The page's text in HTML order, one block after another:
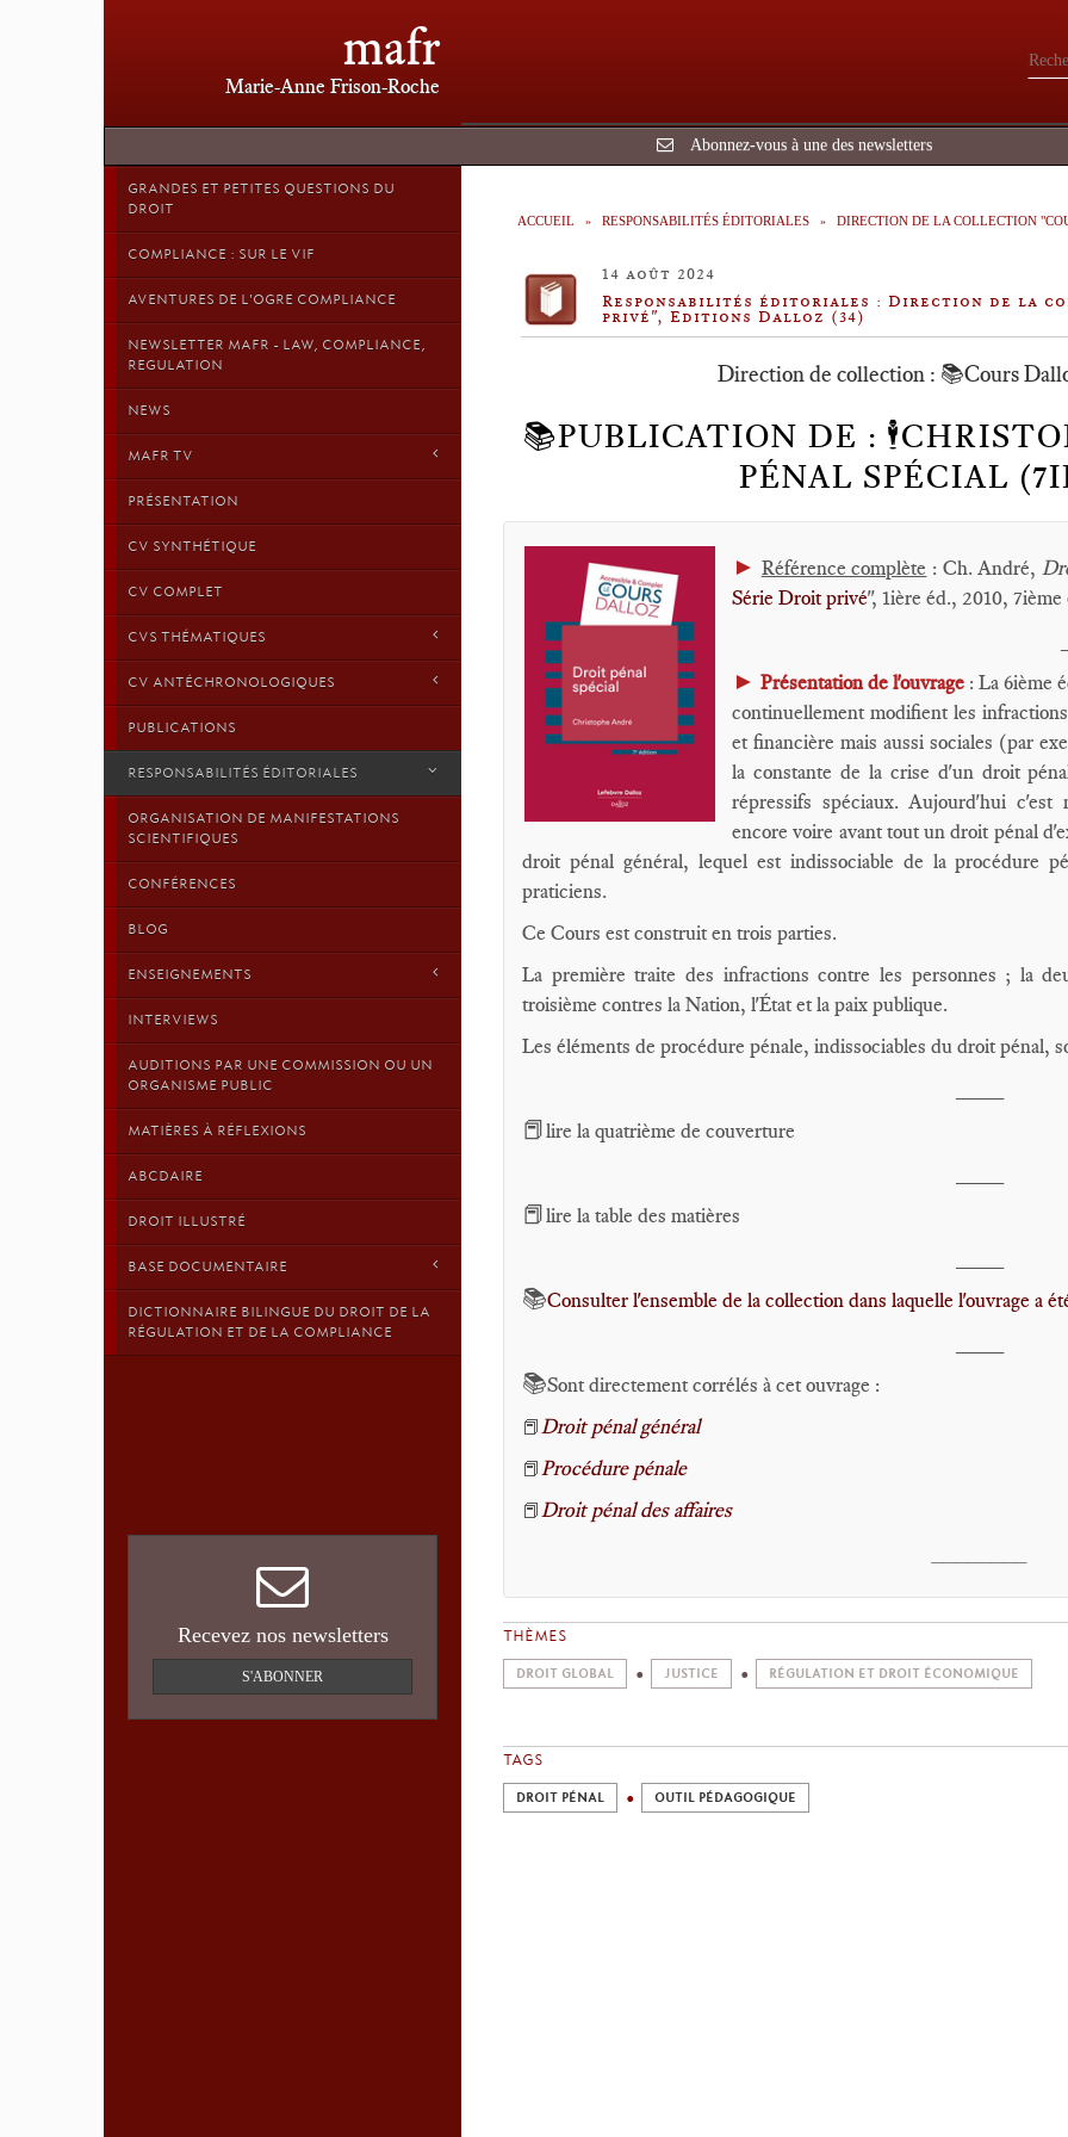
mafr
Marie-Anne Frison-Roche
Abonnez-vous à une des newsletters
GRANDES ET PETITES QUESTIONS DU
DROIT
COMPLIANCE : SUR LE VIF
AVENTURES DE L'OGRE COMPLIANCE
NEWSLETTER MAFR - LAW, COMPLIANCE,
REGULATION
NEWS
MAFR TV
PRÉSENTATION
CV SYNTHÉTIQUE
CV COMPLET
CVS THÉMATIQUES
CV ANTÉCHRONOLOGIQUES
PUBLICATIONS
RESPONSABILITÉS ÉDITORIALES
ORGANISATION DE MANIFESTATIONS
SCIENTIFIQUES
CONFÉRENCES
BLOG
ENSEIGNEMENTS
INTERVIEWS
AUDITIONS PAR UNE COMMISSION OU UN
ORGANISME PUBLIC
MATIÈRES À RÉFLEXIONS
ABCDAIRE
DROIT ILLUSTRÉ
BASE DOCUMENTAIRE
DICTIONNAIRE BILINGUE DU DROIT DE LA
RÉGULATION ET DE LA COMPLIANCE
Recevez nos newsletters
S'ABONNER
ACCUEIL RESPONSABILITÉS ÉDITORIALES DIRECTION DE LA COLLECTION
14 août 2024
Responsabilités éditoriales : Direction de la
privé", Editions Dalloz (34)
Direction de collection : 📚Cours
📚PUBLICATION DE :
PÉNAL SPÉCIAL
► Référence complète : Ch. André,
Série Droit privé", 1ière éd., 2010,
►Présentation de l'ouvrage : La 6ième
continuellement modifient les
et financière mais aussi sociales (par
la constante de la crise d'un droit
répressifs spéciaux. Aujourd'hui
encore voire avant tout un droit pénal
droit pénal général, lequel est indissociable de la procédure
praticiens.
Ce Cours est construit en trois parties.
La première traite des infractions contre les personnes ; la
troisième contres la Nation, l'État et la paix publique.
Les éléments de procédure pénale, indissociables du droit pénal,
📕lire la quatrième de couverture
📕lire la table des matières
📚Consulter l'ensemble de la collection dans laquelle l'ouvrage a
📚Sont directement corrélés à cet ouvrage :
📕Droit pénal général
📕Procédure pénale
📕Droit pénal des affaires
THÈMES
DROIT GLOBAL JUSTICE RÉGULATION ET DROIT ÉCONOMIQUE
TAGS
DROIT PÉNAL OUTIL PÉDAGOGIQUE